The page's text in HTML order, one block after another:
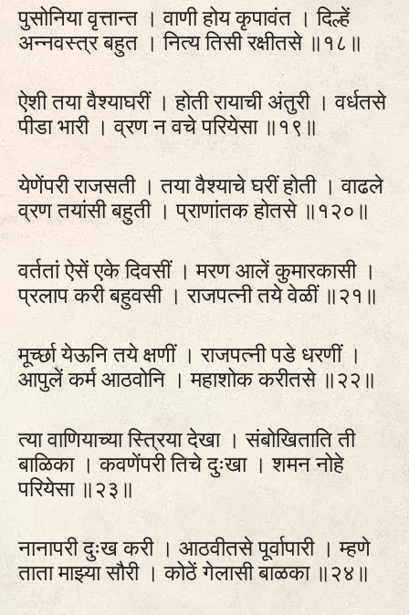
पुसोनिया वृत्तान्त । वाणी होय कृपावंत । दिल्हें
अन्नवस्त्र बहुत । नित्य तिसी रक्षीतसे ॥१८॥
ऐशी तया वैश्याघरीं । होती रायाची अंतुरी । वर्धतसे
पीडा भारी । व्रण न वचे परियेसा ॥१९॥
येणेंपरी राजसती । तया वैश्याचे घरीं होती । वाढले
व्रण तयांसी बहुती । प्राणांतक होतसे ॥१२०॥
वर्ततां ऐसें एके दिवसीं । मरण आलें कुमारकासी ।
प्रलाप करी बहुवसी । राजपत्‍नी तये वेळीं ॥२१॥
मूर्च्छा येऊनि तये क्षणीं । राजपत्‍नी पडे धरणीं ।
आपुलें कर्म आठवोनि । महाशोक करीतसे ॥२२॥
त्या वाणियाच्या स्त्रिया देखा । संबोखिताति ती
बाळिका । कवणेंपरी तिचे दुःखा । शमन नोहे
परियेसा ॥२३॥
नानापरी दुःख करी । आठवीतसे पूर्वापारी । म्हणे
ताता माझ्या सौरी । कोठें गेलासी बाळका ॥२४॥